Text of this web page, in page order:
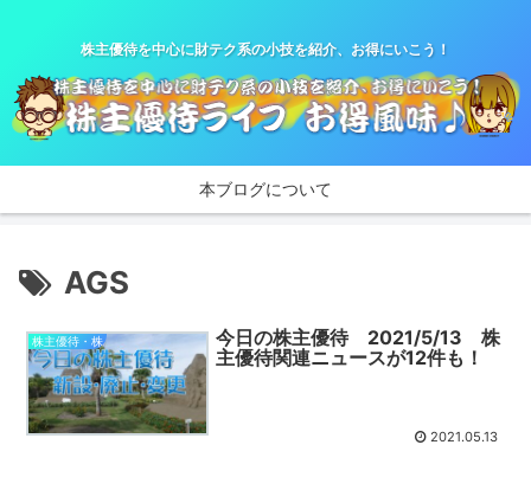
株主優待を中心に財テク系の小技を紹介、お得にいこう！
本ブログについて
AGS
株主優待・株
今日の株主優待 2021/5/13 株
主優待関連ニュースが12件も！
2021.05.13